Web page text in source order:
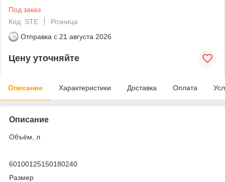
Под заказ
Код: STE
Розница
Отправка с 21 августа 2026
Цену уточняйте
Описание Характеристики Доставка Оплата
Описание
Объём, л
60100125150180240
Размер